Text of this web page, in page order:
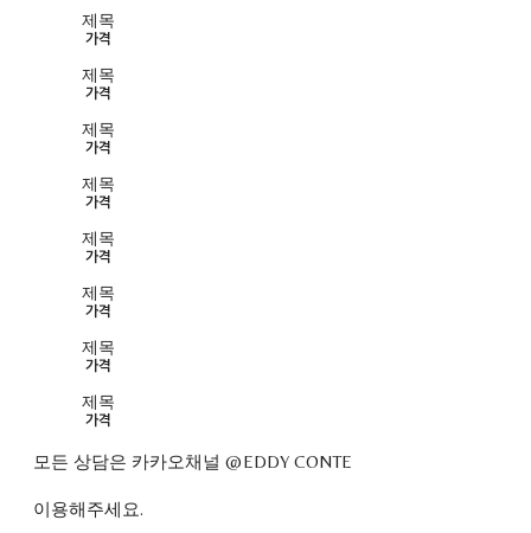
제목
가격
제목
가격
제목
가격
제목
가격
제목
가격
제목
가격
제목
가격
제목
가격
모든 상담은 카카오채널 @EDDY CONTE
이용해주세요.